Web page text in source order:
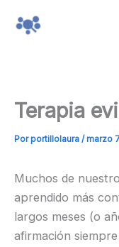
Terapia
Porportillolaura / marzo
Muchos de
aprendido más
largos meses (o
afirmación